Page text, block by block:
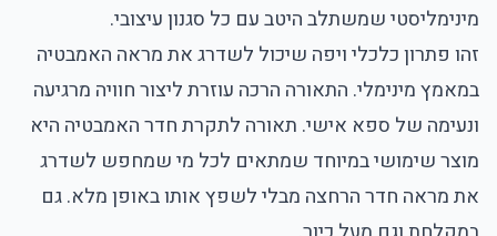
מינימליסטי שמשתלב היטב עם כל סגנון עיצובי.
זהו פתרון כלכלי ויפה שיכול לשדרג את מראה האמבטיה
במאמץ מינימלי. התאורה הרכה עוזרת ליצור חוויה מרגיעה
ונעימה של ספא אישי. תאורה לתקרת חדר האמבטיה היא
מוצר שימושי במיוחד שמתאים לכל מי שמחפש לשדרג
את מראה חדר הרחצה מבלי לשפץ אותו באופן מלא. גם